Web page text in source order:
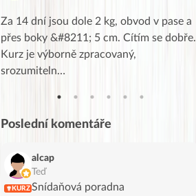
Za 14 dní jsou dole 2 kg, obvod v pase a
přes boky &#8211; 5 cm. Cítím se dobře.
Kurz je výborně zpracovaný,
srozumiteln…
Poslední komentáře
KURZ
alcap
Teď
Snídaňová poradna